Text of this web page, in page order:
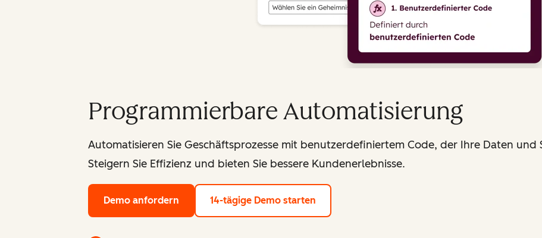
Programmierbare Automatisierung
Automatisieren Sie Geschäftsprozesse mit benutzerdefiniertem Code, der Ihre Daten
Steigern Sie Effizienz und bieten Sie bessere Kundenerlebnisse.
Demo anfordern 14-tägige Demo starten